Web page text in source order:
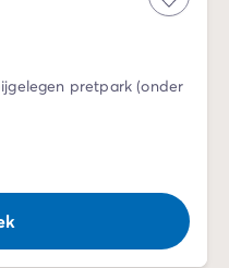
pretpark (onder